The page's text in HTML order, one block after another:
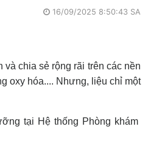
16/09/2025 8:50:43 SA
chia sẻ rộng rãi trên các nền
oxy hóa.... Nhưng, liệu chỉ một
tại Hệ thống Phòng khám